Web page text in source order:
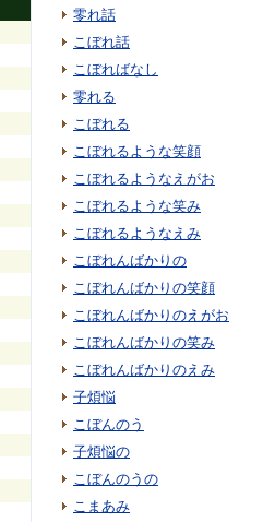
零れ話
こぼれ話
こぼればなし
零れる
こぼれる
こぼれるような笑顔
こぼれるようなえがお
こぼれるような笑み
こぼれるようなえみ
こぼれんばかりの
こぼれんばかりの笑顔
こぼれんばかりのえがお
こぼれんばかりの笑み
こぼれんばかりのえみ
子煩悩
こぼんのう
子煩悩の
こぼんのうの
こまあみ